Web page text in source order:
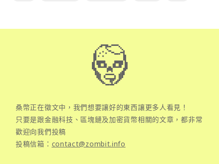
桑幣正在徵文中，我們想要讓好的東西讓更多人看見！
只要是跟金融科技、區塊鏈及加密貨幣相關的文章，都非常
歡迎向我們投稿
投稿信箱： contact@zombit.info